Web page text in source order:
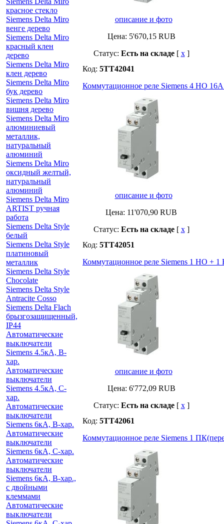
красное стекло
Siemens Delta Miro
венге дерево
Siemens Delta Miro
красный клен
дерево
Siemens Delta Miro
клен дерево
Siemens Delta Miro
бук дерево
Siemens Delta Miro
вишня дерево
Siemens Delta Miro
алюминиевый
металлик,
натуральный
алюминий
Siemens Delta Miro
оксидный желтый,
натуральный
алюминий
Siemens Delta Miro
ARTIST ручная
работа
Siemens Delta Style
белый
Siemens Delta Style
платиновый
металлик
Siemens Delta Style
Chocolate
Siemens Delta Style
Antracite Cosso
Siemens Delta Flach
брызгозащищенный,
IP44
Автоматические
выключатели
Siemens 4.5кА, B-
хар.
Автоматические
выключатели
Siemens 4.5кА, C-
хар.
Автоматические
выключатели
Siemens 6кА, B-хар.
Автоматические
выключатели
Siemens 6кА, С-хар.
Автоматические
выключатели
Siemens 6кА, B-хар.,
с двойными
клеммами
Автоматические
выключатели
описание и фото
Цена: 5'670,15RUB
Статус: Есть на складе[ x]
Код: 5TT42041
Коммутационное реле Siemens 4 НО
описание и фото
Цена: 11'070,90 RUB
Статус: Есть на складе[ x]
Код: 5TT42051
Коммутационное реле Siemens 1 НО +
описание и фото
Цена: 6'772,09RUB
Статус: Есть на складе[ x]
Код: 5TT42061
Коммутационное реле Siemens 1